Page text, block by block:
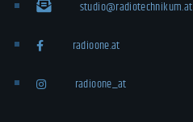
studio@radiotechnikum.at
radioone.at
radioone_at